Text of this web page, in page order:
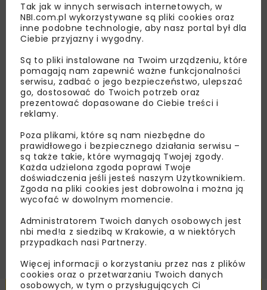
Lubisz wiedzieć więcej?
Zapisz się do newslettera aby otrzymywać od
nas najlepsze informacje branżowe,
zaproszenia na wydarzenia, atrakcyjne oferty i
dedykowane akcje specjalne.
Zapoznałam/em się zPolityką Prywatności
Regulaminemoraz wyrażam zgodę na otrzymywanie na
podany przeze mnie adres e-mail korespondencji
handlowej w postaci newslettera.
ZAPISZ MNIE
Tak jak w innych serwisach internetowych, w
NBI.com.pl wykorzystywane są pliki cookies oraz
inne podobne technologie, aby nasz portal był dla
Ciebie przyjazny i wygodny.
Są to pliki instalowane na Twoim urządzeniu, które
pomagają nam zapewnić ważne funkcjonalności
serwisu, zadbać o jego bezpieczeństwo, ulepszać
go, dostosować do Twoich potrzeb oraz
prezentować dopasowane do Ciebie treści i
reklamy.
Poza plikami, które są nam niezbędne do
prawidłowego i bezpiecznego działania serwisu –
są także takie, które wymagają Twojej zgody.
Każda udzielona zgoda poprawi Twoje
doświadczenia jeśli jesteś naszym Użytkownikiem.
Zgoda na pliki cookies jest dobrowolna i można ją
wycofać w dowolnym momencie.
Administratorem Twoich danych osobowych jest
nbi med!a z siedzibą w Krakowie, a w niektórych
przypadkach nasi Partnerzy.
Więcej informacji o korzystaniu przez nas z plików
cookies oraz o przetwarzaniu Twoich danych
osobowych, w tym o przysługujących Ci